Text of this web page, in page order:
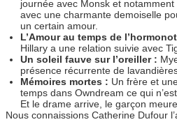
journée avec Monsk et
avec une charmante demoiselle
un certain amour.
L’Amour au temps de
Hillary a une relation suivie avec
Un soleil fauve sur l’oreiller :
présence récurrente de
Mémoires mortes : Un frère et
temps dans Owndream ce qui
Et le drame arrive, le garçon
Nous connaissions Catherine Dufour